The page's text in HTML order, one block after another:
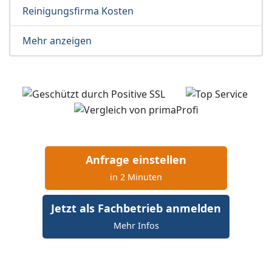
Reinigungsfirma Kosten
Mehr anzeigen
Anfrage einstellen
in 2 Minuten
Jetzt als Fachbetrieb anmelden
Mehr Infos